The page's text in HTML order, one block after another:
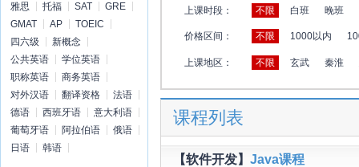
雅思 托福 SAT
GRE
GMAT
AP
TOEIC
四六级
新概念
公共英语
学位英语
职称英语
商务英语
对外汉语
翻译资格
法语
德语
西班牙语
意大利语
葡萄牙语
阿拉伯语
俄语
日语
韩语
上课时段： 不限 白班 晚班
价格区间： 不限 1000以内
上课地区： 不限 玄武 秦淮
课程列表
【软件开发】 Java课程